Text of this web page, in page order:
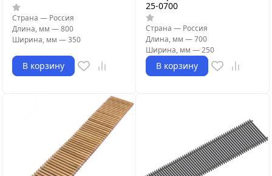
Страна — Россия
Длина, мм —800
Ширина, мм —350
В корзину
25-0700
Страна — Россия
Длина, мм —700
Ширина, мм —250
В корзину